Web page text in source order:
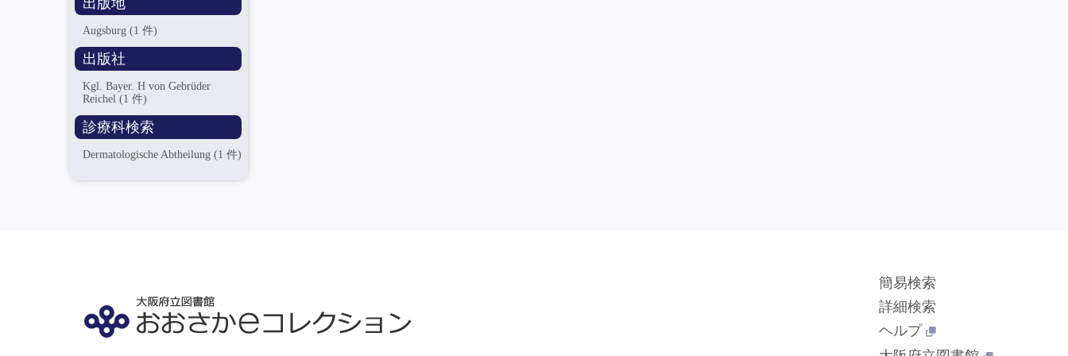
出版地
Augsburg(1 件)
出版社
Kgl. Bayer. H von Gebrüder
Reichel(1 件)
診療科検索
Dermatologische Abtheilung(1 件)
簡易検索
詳細検索
ヘルプ